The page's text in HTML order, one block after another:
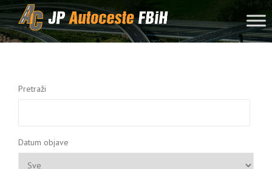
Skip to content
Pretraži
Datum objave